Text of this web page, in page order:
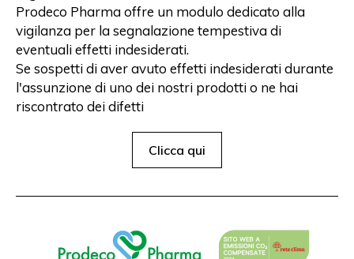
Prodeco Pharma offre un modulo dedicato alla
vigilanza per la segnalazione tempestiva di
eventuali effetti indesiderati.
Se sospetti di aver avuto effetti indesiderati durante
l'assunzione di uno dei nostri prodotti o ne hai
riscontrato dei difetti
Clicca qui